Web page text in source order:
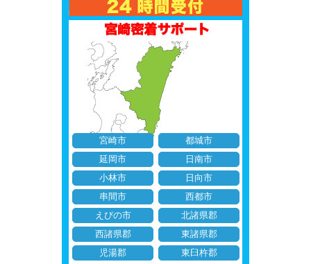
宮崎市
都城市
延岡市
日南市
小林市
日向市
串間市
西都市
えびの市
北諸県郡
西諸県郡
東諸県郡
児湯郡
東臼杵郡